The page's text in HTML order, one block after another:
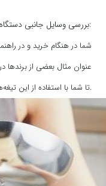
بررسی وسایل جانبی دستگاه:
شما در هنگام خرید و در
عنوان مثال بعضی از
تا شما با استفاده از این تیغه‌ها بتوانید برش‌های مختلفی را به وجود بیاورید.